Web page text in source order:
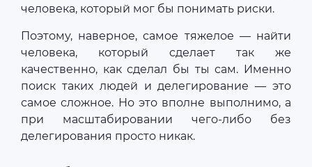
человека, который мог бы понимать риски.
Поэтому, наверное, самое тяжелое — найти
человека, который сделает так же
качественно, как сделал бы ты сам. Именно
поиск таких людей и делегирование — это
самое сложное. Но это вполне выполнимо, а
при масштабировании чего-либо без
делегирования просто никак.